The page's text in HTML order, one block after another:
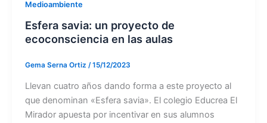
Medioambiente
Esfera savia: un proyecto de
ecoconsciencia en las aulas
Gema Serna Ortiz /15/12/2023
Llevan cuatro años dando forma a este proyecto al
que denominan «Esfera savia». El colegio Educrea El
Mirador apuesta por incentivar en sus alumnos